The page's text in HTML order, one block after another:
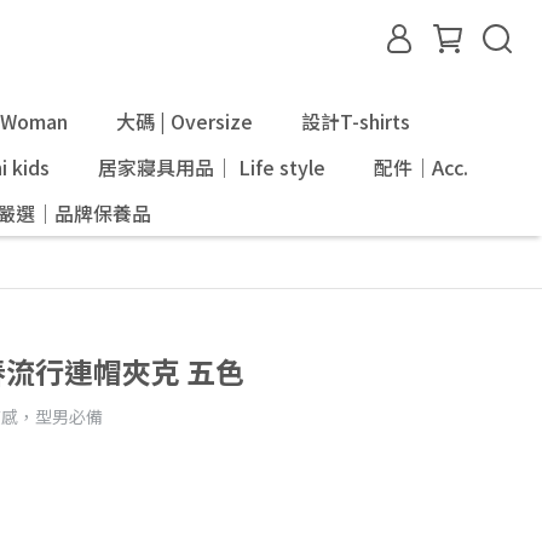
大碼 | Oversize
設計T-shirts
kids 居家寢具用品｜ Life style
配件｜Acc.
選｜品牌保養品
行連帽夾克 五色
，型男必備